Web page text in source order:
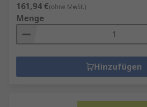
161,94 €(ohne MwSt.)
Menge
Hinzufügen